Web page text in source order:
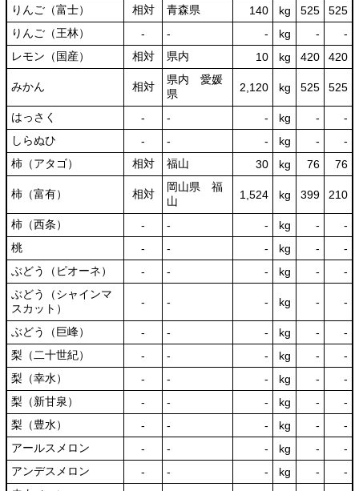
りんご（富士） 相対 青森県 140 kg 525
525
りんご（王林）
‐ ‐ ‐ kg -
‐
レモン（国産）
相対 県内 10 kg 420 420
みかん 相対
県内 愛媛
県
2,120 kg 525 525
はっさく ‐ ‐ ‐ kg -
‐
しらぬひ
‐ ‐ ‐ kg -
‐
柿（アタゴ）
相対 福山 30 kg 76 76
柿（富有） 相対
岡山県 福
山
1,524 kg 399 210
柿（西条） ‐ ‐ ‐ kg -
‐
桃
‐ ‐ ‐ kg -
‐
ぶどう（ピオーネ）
‐ ‐ ‐ kg -
‐
ぶどう（シャインマ
スカット）
‐ ‐ ‐ kg - ‐
ぶどう（巨峰） ‐ ‐ ‐ kg -
‐
梨（二十世紀）
‐ ‐ ‐ kg -
‐
梨（幸水）
‐ ‐ ‐ kg -
‐
梨（新甘泉）
‐ ‐ ‐ kg -
‐
梨（豊水）
‐ ‐ ‐ kg -
‐
アールスメロン
‐ ‐ ‐ kg -
‐
アンデスメロン
‐ ‐ ‐ kg -
‐